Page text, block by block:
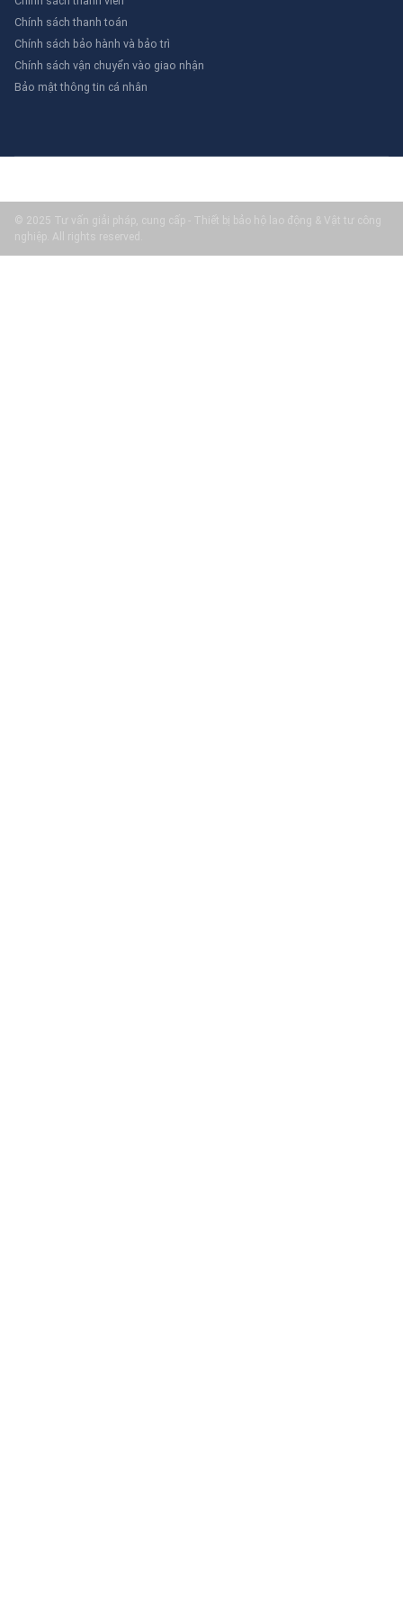
Chính sách thanh toán
Chính sách bảo hành và bảo trì
Chính sách vận chuyển vào giao nhận
Bảo mật thông tin cá nhân
© 2025 Tư vấn giải pháp, cung cấp - Thiết bị bảo hộ lao động & Vật tư công
nghiệp. All rights reserved.